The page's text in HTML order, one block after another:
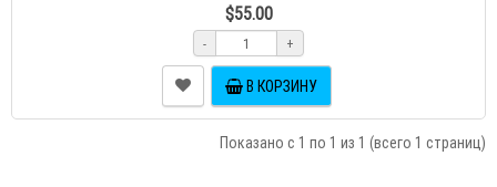
$55.00
- +
В КОРЗИНУ
Показано с 1 по 1 из 1 (всего 1 страниц)